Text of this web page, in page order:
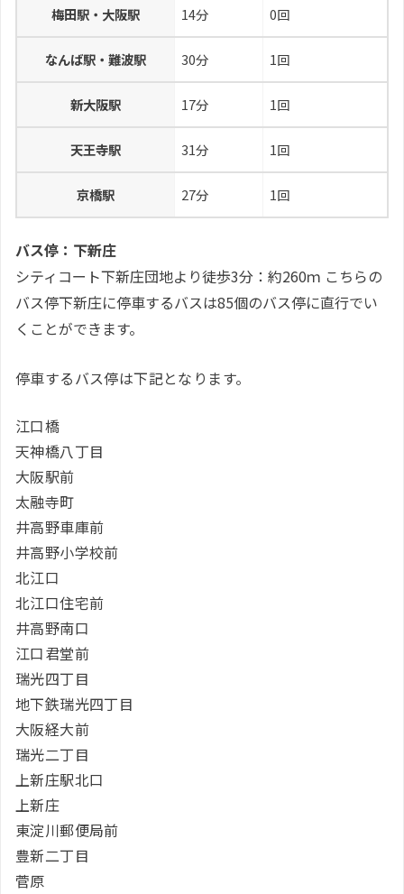
梅田駅・大阪駅 14分 0回
なんば駅・難波駅 30分 1回
新大阪駅 17分 1回
天王寺駅 31分 1回
京橋駅 27分 1回
バス停：下新庄
シティコート下新庄団地より徒歩3分：約260ｍ こちらの
バス停下新庄に停車するバスは85個のバス停に直行でい
くことができます。
停車するバス停は下記となります。
江口橋
天神橋八丁目
大阪駅前
太融寺町
井高野車庫前
井高野小学校前
北江口
北江口住宅前
井高野南口
江口君堂前
瑞光四丁目
地下鉄瑞光四丁目
大阪経大前
瑞光二丁目
上新庄駅北口
上新庄
東淀川郵便局前
豊新二丁目
菅原